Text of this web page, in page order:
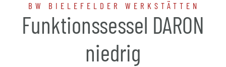
BW BIELEFELDER WERKSTÄTTEN
Funktionssessel DARON
niedrig